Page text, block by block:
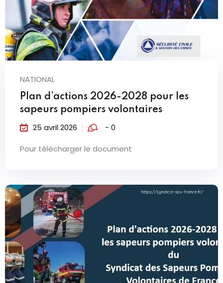
NATIONAL
Plan d’actions 2026-2028 pour les
sapeurs pompiers volontaires
25 avril 2026 - 0
Pour télécharger le document